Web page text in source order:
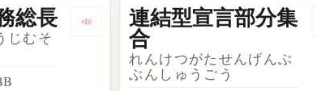
Dengarkan 国際連合事務総長
総長
じむそ
連結型宣言部分集
合
れんけつがたせんげんぶ
ぶんしゅうごう